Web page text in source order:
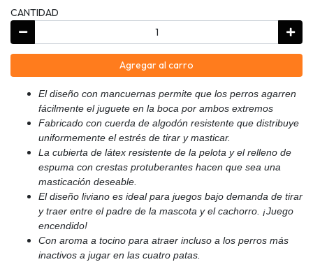
CANTIDAD
Agregar al carro
El diseño con mancuernas permite que los perros agarren
fácilmente el juguete en la boca por ambos extremos
Fabricado con cuerda de algodón resistente que distribuye
uniformemente el estrés de tirar y masticar.
La cubierta de látex resistente de la pelota y el relleno de
espuma con crestas protuberantes hacen que sea una
masticación deseable.
El diseño liviano es ideal para juegos bajo demanda de tirar
y traer entre el padre de la mascota y el cachorro. ¡Juego
encendido!
Con aroma a tocino para atraer incluso a los perros más
inactivos a jugar en las cuatro patas.